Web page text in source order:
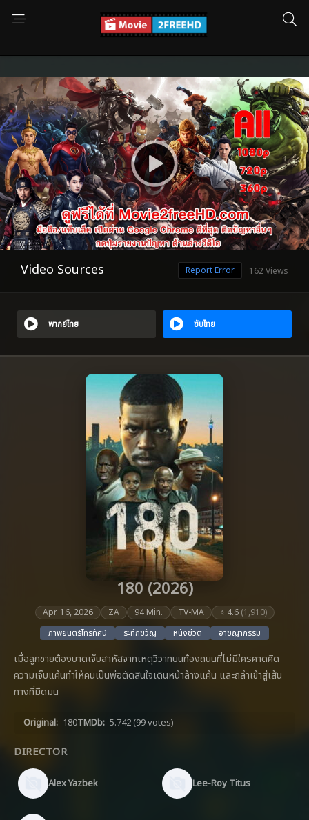
Video Sources 162 Views
Report Error
พากย์ไทย ซับไทย
180 (2026)
Apr. 16, 2026 ZA 94 Min. TV-MA ⭐ 4.6 (1,910)
ภาพยนตร์โทรทัศน์
ระทึกขวัญ หนังชีวิต อาชญากรรม
เมื่อลูกชายต้องบาดเจ็บสาหัสจากเหตุวิวาทบนท้องถนนที่ไม่มีใครคาดคิด
ความเจ็บแค้นทำให้คนเป็นพ่อตัดสินใจเดินหน้าล้างแค้น และถลำเข้าสู่เส้น
ทางที่มืดมน
Original: 180TMDb: 5.742 (99 votes)
DIRECTOR
Alex Yazbek Lee-Roy Titus